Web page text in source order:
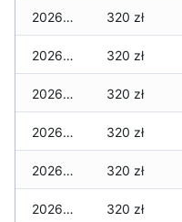
2026-06-04 320 zł
2026-06-03 320 zł
2026-06-02 320 zł
2026-06-01 320 zł
2026-05-31 320 zł
2026-05-30 320 zł